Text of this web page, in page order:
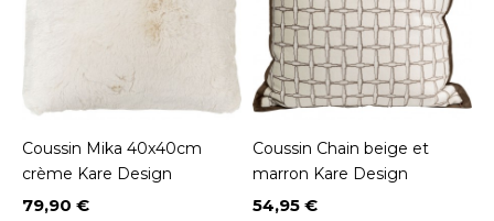
Coussin Mika 40x40cm
crème Kare Design
Prix
79,90 €
Coussin Chain beige et
marron Kare Design
Prix
54,95 €